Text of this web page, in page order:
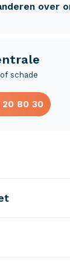
over
schade
20 80 30